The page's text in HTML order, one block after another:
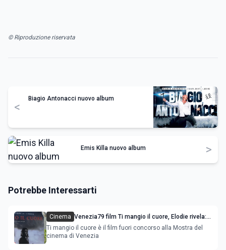
© Riproduzione riservata
<
Biagio Antonacci nuovo album
Emis Killa nuovo album >
Potrebbe Interessarti
Cinema Venezia79 film Ti mangio il cuore, Elodie rivela:
'Io attrice? Vi racconto come è nata l’idea'
Ti mangio il cuore è il film fuori concorso alla Mostra del
cinema di Venezia